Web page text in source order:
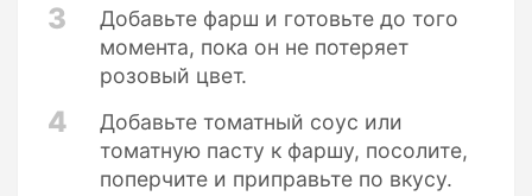
3
Добавьте фарш и готовьте до того
момента, пока он не потеряет
розовый цвет.
4
Добавьте томатный соус или
томатную пасту к фаршу, посолите,
поперчите и приправьте по вкусу.